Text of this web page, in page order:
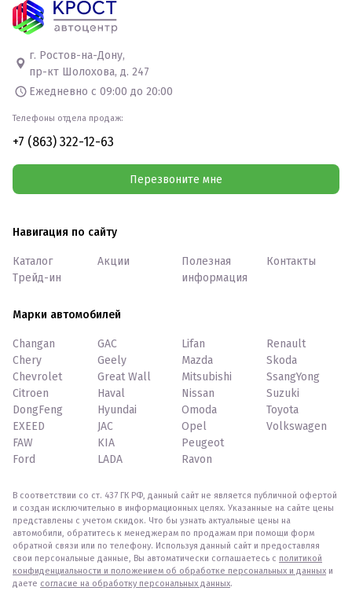
г. Ростов-на-Дону,
пр-кт Шолохова, д. 247
Ежедневно с 09:00 до 20:00
Телефоны отдела продаж:
+7 (863) 322-12-63
Перезвоните мне
Навигация по сайту
Каталог
Трейд-ин
Акции
Полезная
информация
Контакты
Марки автомобилей
Changan
Chery
Chevrolet
Citroen
DongFeng
EXEED
FAW
Ford
GAC
Geely
Great Wall
Haval
Hyundai
JAC
KIA
LADA
Lifan
Mazda
Mitsubishi
Nissan
Omoda
Opel
Peugeot
Ravon
Renault
Skoda
SsangYong
Suzuki
Toyota
Volkswagen
В соответствии со ст. 437 ГК РФ, данный сайт не является публичной офертой
и создан исключительно в информационных целях. Указанные на сайте цены
представлены с учетом скидок. Что бы узнать актуальные цены на
автомобили, обратитесь к менеджерам по продажам при помощи форм
обратной связи или по телефону. Используя данный сайт и предоставляя
свои персональные данные, Вы автоматически соглашаетесь с политикой
конфиденциальности и положением об обработке персональных и данных и
даете согласие на обработку персональных данных.